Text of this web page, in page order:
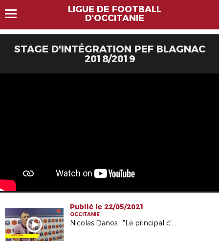
LIGUE DE FOOTBALL
D'OCCITANIE
STAGE D'INTÉGRATION PEF BLAGNAC
2018/2019
Publié le 22/05/2021
OCCITANIE
Nicolas Danos : "Le principal c'est prendre du plaisir"